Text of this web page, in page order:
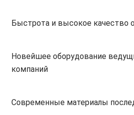
Быстрота и высокое качество
Новейшее оборудование
компаний
Современные материалы